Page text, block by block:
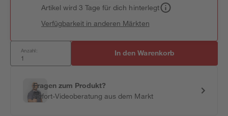
Artikel wird 3 Tage für dich hinterlegt
Verfügbarkeit in anderen Märkten
Anzahl: In den Warenkorb
Fragen zum Produkt?
Sofort-Videoberatung aus dem Markt